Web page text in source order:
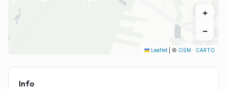
+
−
Leaflet © OSM · CARTO
Info